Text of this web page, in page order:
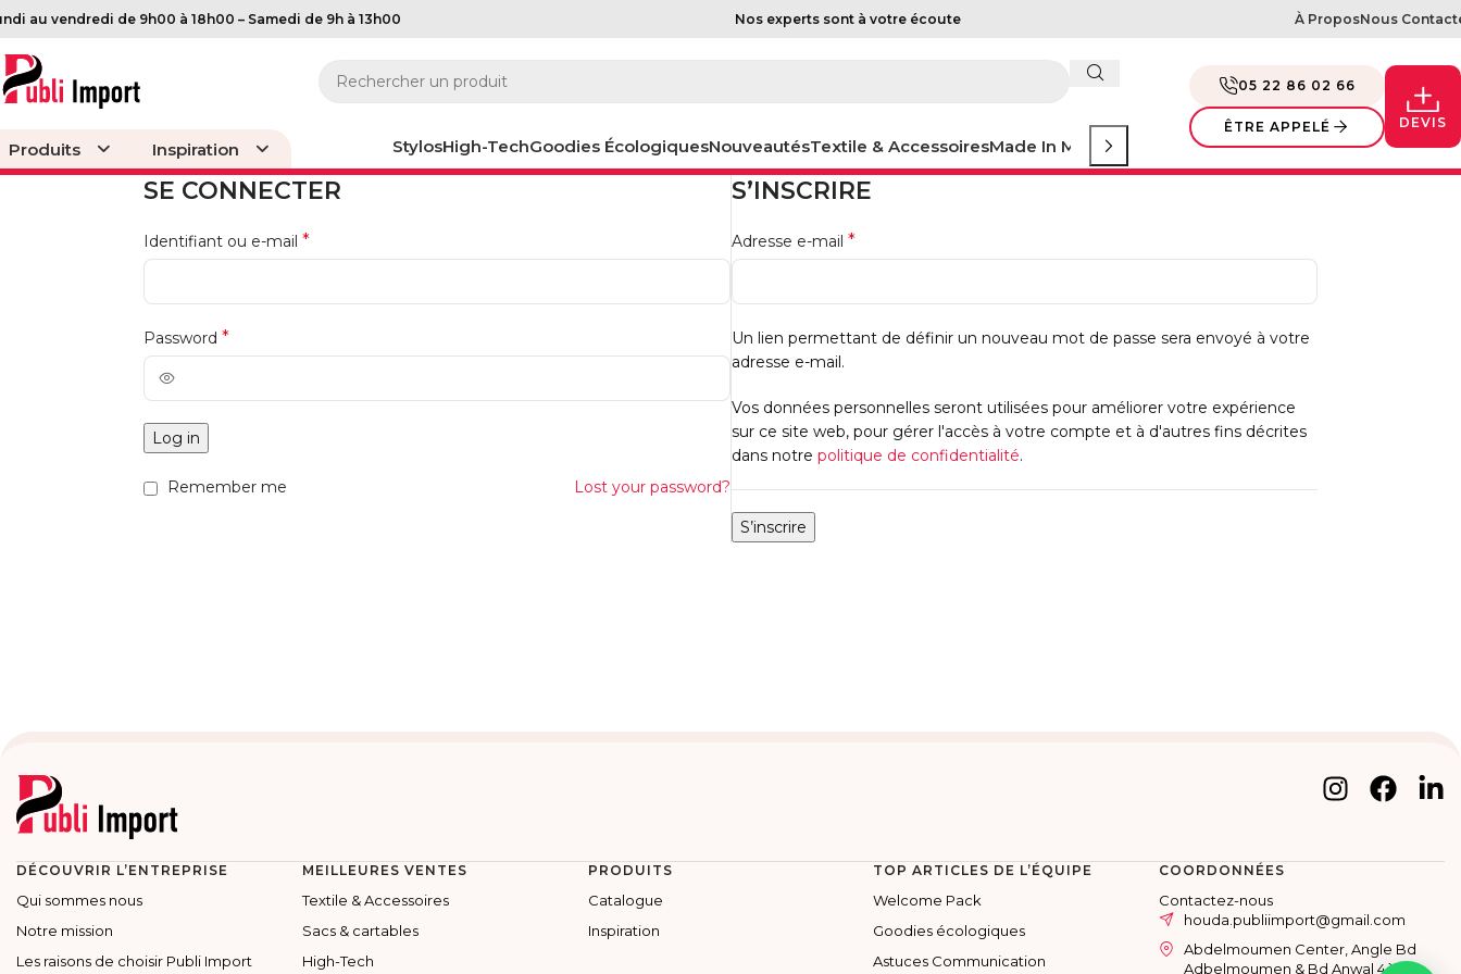
au vendredi de 9h00 à 18h00 – Samedi de 9h à 13h00 Nos experts sont à votre écoute À ProposNous
Produits Inspiration StylosHigh-TechGoodies ÉcologiquesNouveautésTextile & AccessoiresMade In Morocco Evénement
05 22 86 02 66
ÊTRE APPELÉ DEVIS
SE CONNECTER
Identifiant ou e-mail *
Password *
Log in
Lost your password?
Remember me
S’INSCRIRE
Adresse e-mail *
Un lien permettant de définir un nouveau mot de passe sera envoyé à votre
adresse e-mail.
Vos données personnelles seront utilisées pour améliorer votre expérience
sur ce site web, pour gérer l'accès à votre compte et à d'autres fins décrites
dans notre politique de confidentialité.
S’inscrire
DÉCOUVRIR L’ENTREPRISE
Qui sommes nous
Notre mission
Les raisons de choisir Publi Import
MEILLEURES VENTES
Textile & Accessoires
Sacs & cartables
High-Tech
PRODUITS
Catalogue
Inspiration
TOP ARTICLES DE L’ÉQUIPE
Welcome Pack
Goodies écologiques
Astuces Communication
COORDONNÉES
Contactez-nous
houda.publiimport@gmail.com
Abdelmoumen Center, Angle Bd
Adbelmoumen & Bd Anwal 4ème